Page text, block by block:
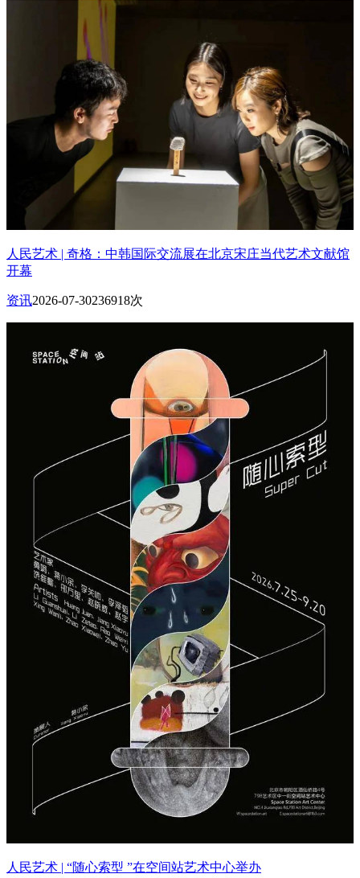
人民艺术 | 奇格：中韩国际交流展在北京宋庄当代艺术文献馆
开幕
资讯2026-07-30236918次
人民艺术 | “随心索型 ”在空间站艺术中心举办